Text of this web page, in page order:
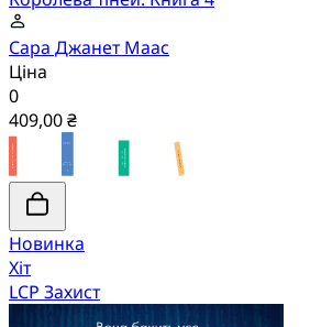
Сара Джанет Маас
Ціна
0
409,00 ₴
Новинка
Хіт
LCP Захист